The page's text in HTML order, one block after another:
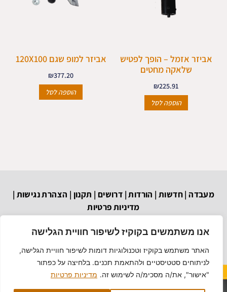
אנו משתמשים בקוקיז לשיפור חוויית הגלישה
האתר משתמש בקוקיז וטכנולוגיות דומות לשיפור חוויית הגלישה,
לניתוחים סטטיסטיים ולהתאמת תכנים. בלחיצה על כפתור
"אישור", את/ה מסכימ/ה לשימוש זה. מדיניות פרטיות
אביזר אזמל – הופך לפטיש
שלאקה מחטים
₪225.91
הוספה לסל
אביזר למופ שגם 120X100
₪377.20
הוספה לסל
מעבדה|חדשות| הורדות| דרושים | תקנון | הצהרת נגישות |
מדיניות פרטיות
הבנאי 6 א.ת. חולון 03-6879037
וואטסאפ
techef@bezeqint.net